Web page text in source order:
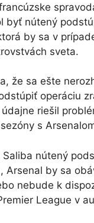
byť nútený
by sa v
sveta.
že sa ešte
operáciu
riešil
s
Saliba nútený
Arsenal by sa
nebude k
League v